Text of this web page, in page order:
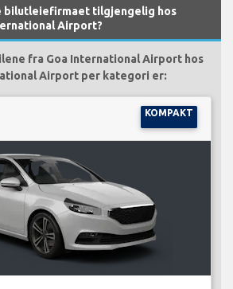
bilutleiefirmaet tilgjengelig hos
Airport?
fra Goa International Airport hos
Airport per kategori er:
KOMPAKT